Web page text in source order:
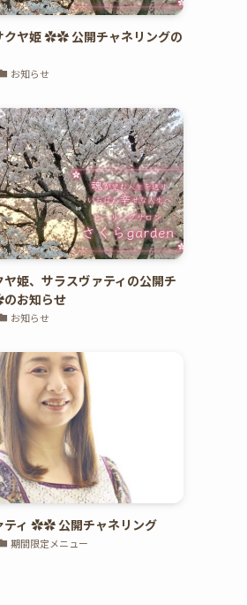
ヤ姫 ✿✿ 公開チャネリングの
お知らせ
姫、サラスヴァティの公開チ
お知らせ
お知らせ
ィ ✿✿ 公開チャネリング
期間限定メニュー